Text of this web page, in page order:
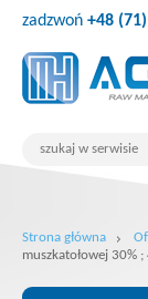
zadzwoń +48
Strona główna
muszkatołowej 30% ;